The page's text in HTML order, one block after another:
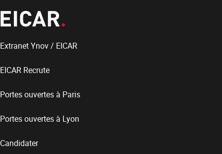
Extranet Ynov / EICAR
EICAR Recrute
Portes ouvertes à Paris
Portes ouvertes à Lyon
Candidater